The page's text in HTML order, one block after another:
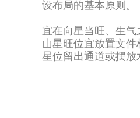
设布局的基本原则。
宜在向星当旺、生
山星旺位宜放置文
星位留出通道或摆放